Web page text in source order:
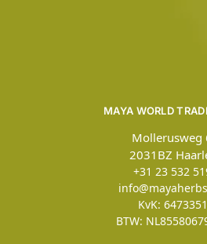
MAYA WORLD
Mollerusweg
2031BZ
+31 23 532
KvK:
BTW: